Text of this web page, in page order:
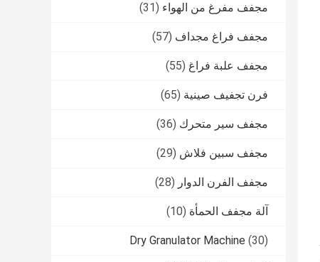
مجفف مفرغ من الهواء (31)
مجفف فراغ مجداف (57)
مجفف علبة فراغ (55)
فرن تجفيف صينية (65)
مجفف سير متحرك (36)
مجفف سبين فلاش (29)
مجفف الفرن الدوار (28)
آلة مجفف الحمأة (10)
Dry Granulator Machine (30)